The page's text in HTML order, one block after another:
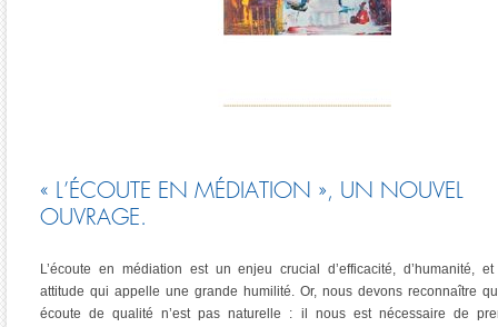
« L’ÉCOUTE EN MÉDIATION », UN NOUVEL
OUVRAGE.
L’écoute en médiation est un enjeu crucial d’efficacité, d’humanité,
attitude qui appelle une grande humilité. Or, nous devons reconnaître
écoute de qualité n’est pas naturelle : il nous est nécessaire de